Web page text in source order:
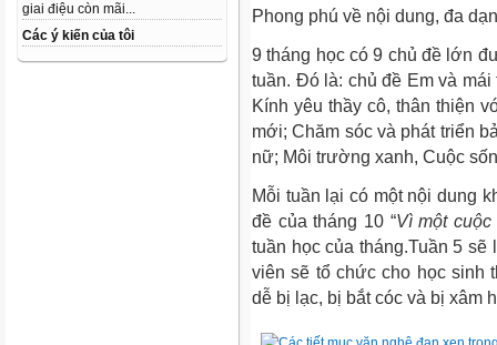
giai điệu còn mãi...
Các ý kiến của tôi
Phong phú về nội dung, đa
9 tháng học có 9 chủ đề lớn
tuần. Đó là: chủ đề Em và
Kính yêu thầy cô, thân thiện
mới; Chăm sóc và phát triển
nữ; Môi trường xanh, Cuộc
Mỗi tuần lại có một nội dung
đề của tháng 10 “Vì một cuộc
tuần học của tháng.Tuần 5 sẽ
viên sẽ tổ chức cho học sinh
dễ bị lạc, bị bắt cóc và bị xâm